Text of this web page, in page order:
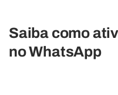
Saiba como
no WhatsApp